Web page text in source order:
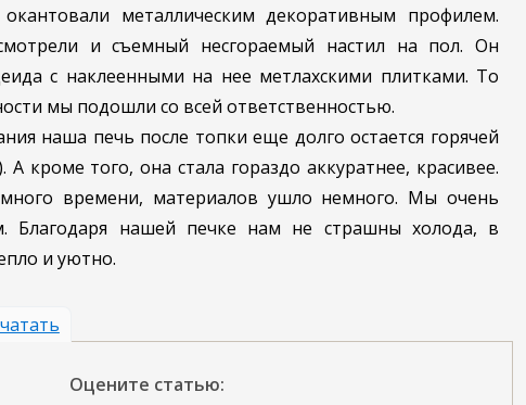
металлическим декоративным профилем.
и съемный несгораемый настил на пол. Он
с наклеенными на нее метлахскими плитками. То
мы подошли со всей ответственностью.
наша печь после топки еще долго остается горячей
А кроме того, она стала гораздо аккуратнее, красивее.
времени, материалов ушло немного. Мы очень
Благодаря нашей печке нам не страшны холода, в
и уютно.
Оцените статью: